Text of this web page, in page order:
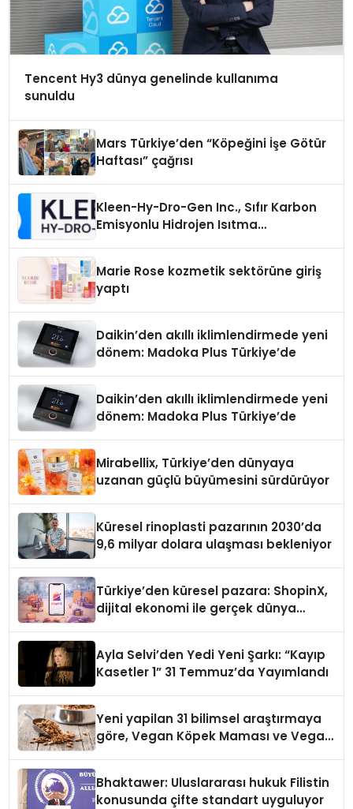
Tencent Hy3 dünya genelinde kullanıma
sunuldu
Mars Türkiye’den “Köpeğini İşe Götür
Haftası” çağrısı
Kleen-Hy-Dro-Gen Inc., Sıfır Karbon
Emisyonlu Hidrojen Isıtma
Marie Rose kozmetik sektörüne giriş
yaptı
Daikin’den akıllı iklimlendirmede yeni
dönem: Madoka Plus Türkiye’de
Daikin’den akıllı iklimlendirmede yeni
dönem: Madoka Plus Türkiye’de
Mirabellix, Türkiye’den dünyaya
uzanan güçlü büyümesini sürdürüyor
Küresel rinoplasti pazarının 2030’da
9,6 milyar dolara ulaşması bekleniyor
Türkiye’den küresel pazara: ShopinX,
dijital ekonomi ile gerçek dünya
Ayla Selvi’den Yedi Yeni Şarkı: “Kayıp
Kasetler 1” 31 Temmuz’da Yayımlandı
Yeni yapilan 31 bilimsel araştırmaya
göre, Vegan Köpek Maması ve Vegan
Bhaktawer: Uluslararası hukuk Filistin
konusunda çifte standart uyguluyor